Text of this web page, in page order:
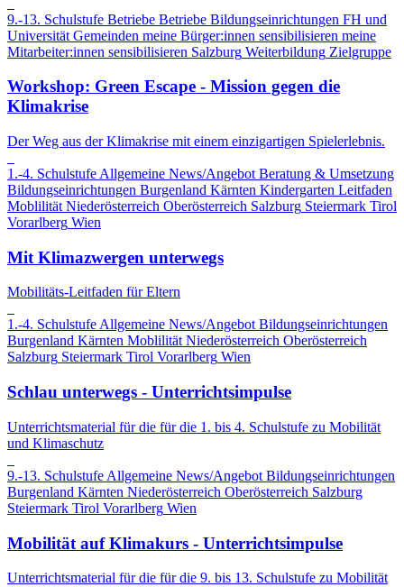
9.-13. Schulstufe Betriebe Betriebe Bildungseinrichtungen FH und
Universität Gemeinden meine Bürger:innen sensibilisieren meine
Mitarbeiter:innen sensibilisieren Salzburg Weiterbildung Zielgruppe
Workshop: Green Escape - Mission gegen die
Klimakrise
Der Weg aus der Klimakrise mit einem einzigartigen Spielerlebnis.
1.-4. Schulstufe Allgemeine News/Angebot Beratung & Umsetzung
Bildungseinrichtungen Burgenland Kärnten Kindergarten Leitfaden
Moblilität Niederösterreich Oberösterreich Salzburg Steiermark Tirol
Vorarlberg Wien
Mit Klimazwergen unterwegs
Mobilitäts-Leitfaden für Eltern
1.-4. SchulstufeAllgemeine News/Angebot Bildungseinrichtungen
Burgenland Kärnten Moblilität Niederösterreich Oberösterreich
Salzburg Steiermark Tirol Vorarlberg Wien
Schlau unterwegs - Unterrichtsimpulse
Unterrichtsmaterial für die für die 1. bis 4. Schulstufe zu Mobilität
und Klimaschutz
9.-13. Schulstufe Allgemeine News/Angebot Bildungseinrichtungen
Burgenland Kärnten Niederösterreich Oberösterreich Salzburg
Steiermark Tirol Vorarlberg Wien
Mobilität auf Klimakurs - Unterrichtsimpulse
Unterrichtsmaterial für die für die 9. bis 13. Schulstufe zu Mobilität